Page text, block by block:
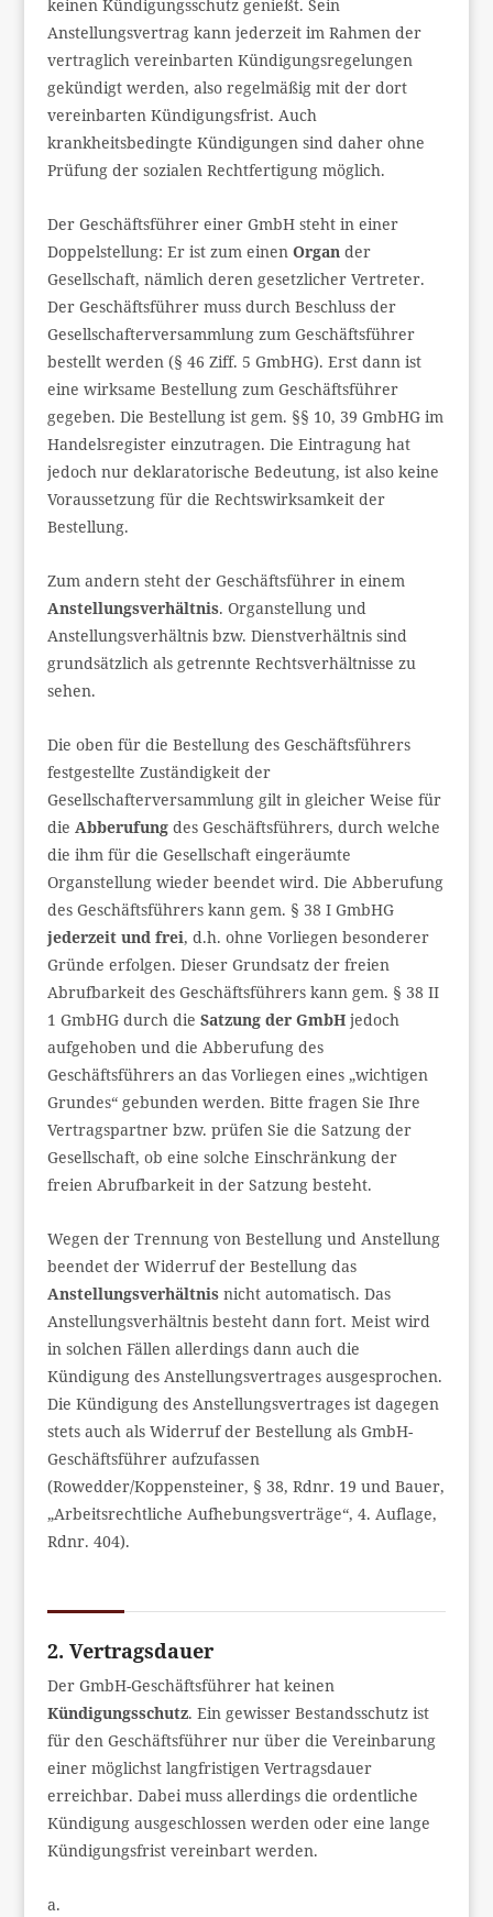
keinen Kündigungsschutz genießt. Sein
Anstellungsvertrag kann jederzeit im Rahmen der
vertraglich vereinbarten Kündigungsregelungen
gekündigt werden, also regelmäßig mit der dort
vereinbarten Kündigungsfrist. Auch
krankheitsbedingte Kündigungen sind daher ohne
Prüfung der sozialen Rechtfertigung möglich.
Der Geschäftsführer einer GmbH steht in einer
Doppelstellung: Er ist zum einen Organder
Gesellschaft, nämlich deren gesetzlicher Vertreter.
Der Geschäftsführer muss durch Beschluss der
Gesellschafterversammlung zum Geschäftsführer
bestellt werden (§ 46 Ziff. 5 GmbHG). Erst dann ist
eine wirksame Bestellung zum Geschäftsführer
gegeben. Die Bestellung ist gem. §§ 10, 39 GmbHG im
Handelsregister einzutragen. Die Eintragung hat
jedoch nur deklaratorische Bedeutung, ist also keine
Voraussetzung für die Rechtswirksamkeit der
Bestellung.
Zum andern steht der Geschäftsführer in einem
Anstellungsverhältnis. Organstellung und
Anstellungsverhältnis bzw. Dienstverhältnis sind
grundsätzlich als getrennte Rechtsverhältnisse zu
sehen.
Die oben für die Bestellung des Geschäftsführers
festgestellte Zuständigkeit der
Gesellschafterversammlung gilt in gleicher Weise für
die Abberufungdes Geschäftsführers, durch welche
die ihm für die Gesellschaft eingeräumte
Organstellung wieder beendet wird. Die Abberufung
des Geschäftsführers kann gem. § 38 I GmbHG
jederzeit und frei, d.h. ohne Vorliegen besonderer
Gründe erfolgen. Dieser Grundsatz der freien
Abrufbarkeit des Geschäftsführers kann gem. § 38 II
1 GmbHG durch die Satzung der GmbHjedoch
aufgehoben und die Abberufung des
Geschäftsführers an das Vorliegen eines „wichtigen
Grundes“ gebunden werden. Bitte fragen Sie Ihre
Vertragspartner bzw. prüfen Sie die Satzung der
Gesellschaft, ob eine solche Einschränkung der
freien Abrufbarkeit in der Satzung besteht.
Wegen der Trennung von Bestellung und Anstellung
beendet der Widerruf der Bestellung das
Anstellungsverhältnisnicht automatisch. Das
Anstellungsverhältnis besteht dann fort. Meist wird
in solchen Fällen allerdings dann auch die
Kündigung des Anstellungsvertrages ausgesprochen.
Die Kündigung des Anstellungsvertrages ist dagegen
stets auch als Widerruf der Bestellung als GmbH-
Geschäftsführer aufzufassen
(Rowedder/Koppensteiner, § 38, Rdnr. 19 und Bauer,
„Arbeitsrechtliche Aufhebungsverträge“, 4. Auflage,
Rdnr. 404).
2. Vertragsdauer
Der GmbH-Geschäftsführer hat keinen
Kündigungsschutz. Ein gewisser Bestandsschutz ist
für den Geschäftsführer nur über die Vereinbarung
einer möglichst langfristigen Vertragsdauer
erreichbar. Dabei muss allerdings die ordentliche
Kündigung ausgeschlossen werden oder eine lange
Kündigungsfrist vereinbart werden.
a.